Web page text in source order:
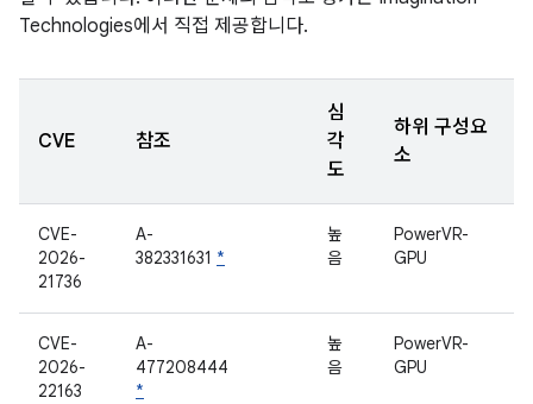
Technologies에서 직접 제공합니다.
CVE 참조
심
각
도
하위 구성요
소
CVE-
2026-
21736
A-
382331631 *
높
음
PowerVR-
GPU
CVE-
2026-
22163
A-
477208444
*
높
음
PowerVR-
GPU